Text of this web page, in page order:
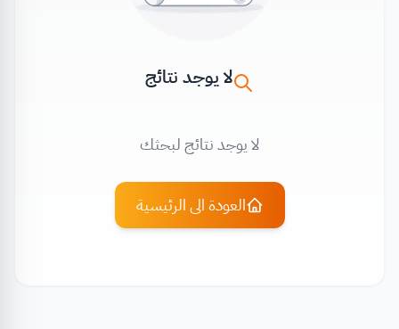
لا يوجد نتائج
لا يوجد نتائج لبحثك
العودة الى الرئيسية